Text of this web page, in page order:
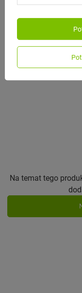
Monbento Lunch
Gram Pink Blush
Na temat tego